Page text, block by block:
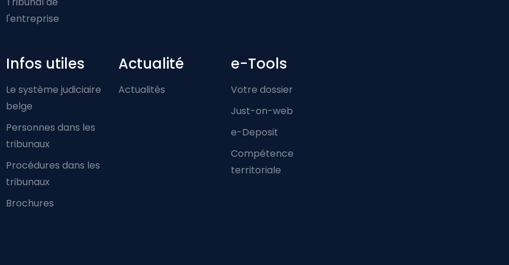
l'entreprise
Infos utiles
Le système judiciaire
belge
Personnes dans les
tribunaux
Procédures dans les
tribunaux
Brochures
Actualité
Actualités
e-Tools
Votre dossier
Just-on-web
e-Deposit
Compétence
territoriale